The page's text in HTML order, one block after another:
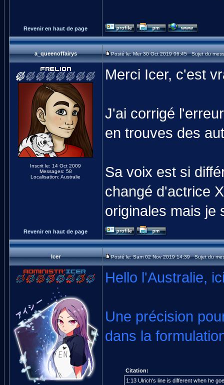
Revenir en haut de page
a_queenoffairys Posté le: Mer 30 Oct 2019 06:45 Sujet du
Inscrit le: 14 Oct 2009
Messages: 58
Localisation: Australie
Merci Icer, c'est
J'ai corrigé
en trouves des
Sa voix est si
changé d'actrice
originales mais je
Revenir en haut de page
Icer Posté le: Sam 02 Nov 2019 14:39 Sujet du
Hello l'Australie,
Une précision
dans la
Citation:
1:13 Ulrich's line is different when he